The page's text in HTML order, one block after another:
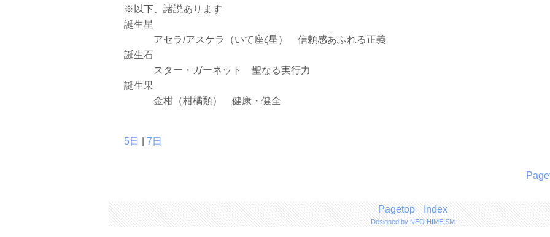
※以下、諸説あります
誕生星
アセラ/アスケラ（いて座ζ星） 信頼感あふれる正義
誕生石
スター・ガーネット 聖なる実行力
誕生果
金柑（柑橘類） 健康・健全
5日 7日
Pagetop Index
Designed by NEO HIMEISM